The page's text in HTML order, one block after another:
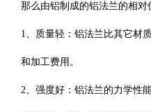
那么由铝制成的铝法兰的相对
1、质量轻：铝法兰比其它材
和加工费用。
2、强度好：铝法兰的力学性